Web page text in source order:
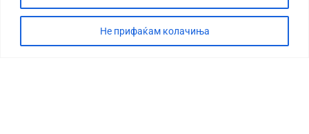
Не прифаќам колачиња